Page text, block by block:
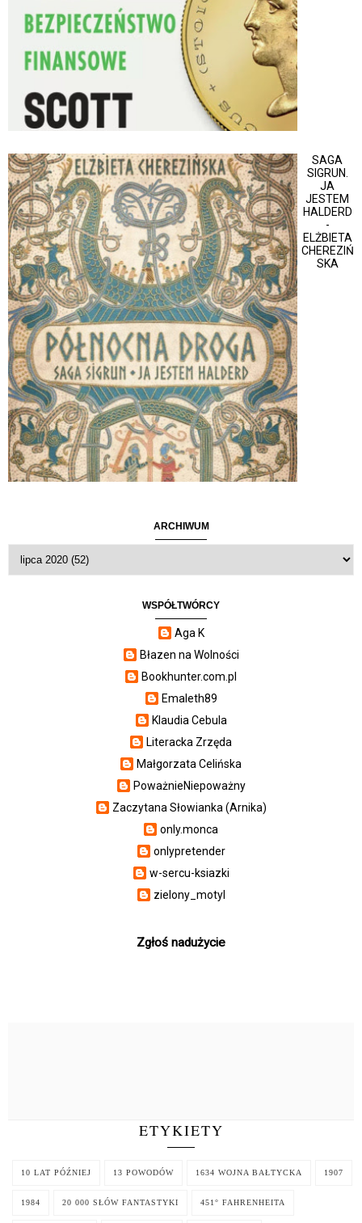
SAGA
SIGRUN.
JA
JESTEM
HALDERD
-
ELŻBIETA
CHEREZIŃ
SKA
ARCHIWUM
WSPÓŁTWÓRCY
Aga K
Błazen na Wolności
Bookhunter.com.pl
Emaleth89
Klaudia Cebula
Literacka Zrzęda
Małgorzata Celińska
PoważnieNiepoważny
Zaczytana Słowianka (Arnika)
only.monca
onlypretender
w-sercu-ksiazki
zielony_motyl
Zgłoś nadużycie
ETYKIETY
10 LAT PÓŹNIEJ 13 POWODÓW 1634 WOJNA BAŁTYCKA 1907
1984 20 000 SŁÓW FANTASTYKI 451° FAHRENHEITA